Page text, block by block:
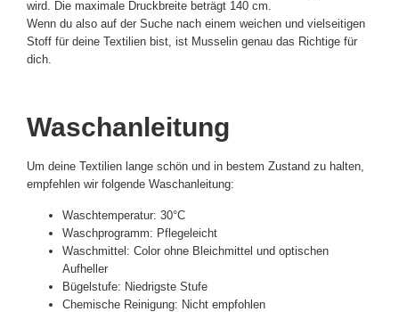
wird. Die maximale Druckbreite beträgt 140 cm.
Wenn du also auf der Suche nach einem weichen und vielseitigen
Stoff für deine Textilien bist, ist Musselin genau das Richtige für
dich.
Waschanleitung
Um deine Textilien lange schön und in bestem Zustand zu halten,
empfehlen wir folgende Waschanleitung:
Waschtemperatur: 30°C
Waschprogramm: Pflegeleicht
Waschmittel: Color ohne Bleichmittel und optischen
Aufheller
Bügelstufe: Niedrigste Stufe
Chemische Reinigung: Nicht empfohlen